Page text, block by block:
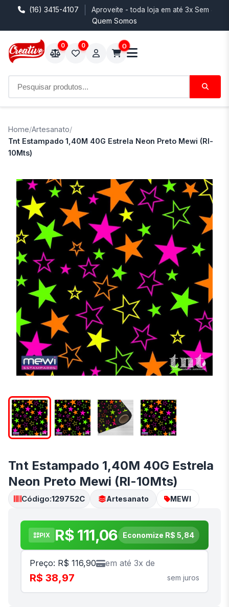
(16) 3415-4107 Aproveite - toda loja em até 3x Sem
Quem Somos
0 0 0
Home/Artesanato/
Tnt Estampado 1,40M 40G Estrela Neon Preto Mewi (Rl-
10Mts)
Tnt Estampado 1,40M 40G Estrela
Neon Preto Mewi (Rl-10Mts)
Código:129752C Artesanato MEWI
PIX R$ 111,06 Economize R$ 5,84
Preço: R$ 116,90 em até 3x de
R$ 38,97 sem juros